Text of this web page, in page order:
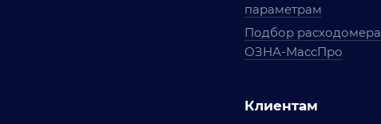
параметрам
Подбор расходомера
ОЗНА-МассПро
Клиентам